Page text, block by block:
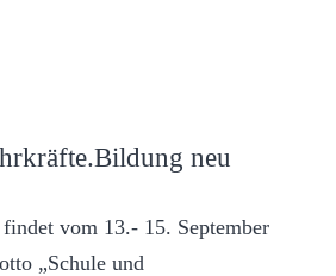
neu
vom 13.- 15. September
„Schule und